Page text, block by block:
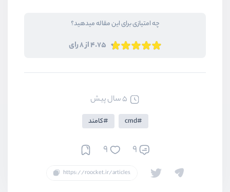
چه امتیازی برای این مقاله میدهید؟
4.75 از 8 رای
5 سال پیش
cmd کامند
9
9